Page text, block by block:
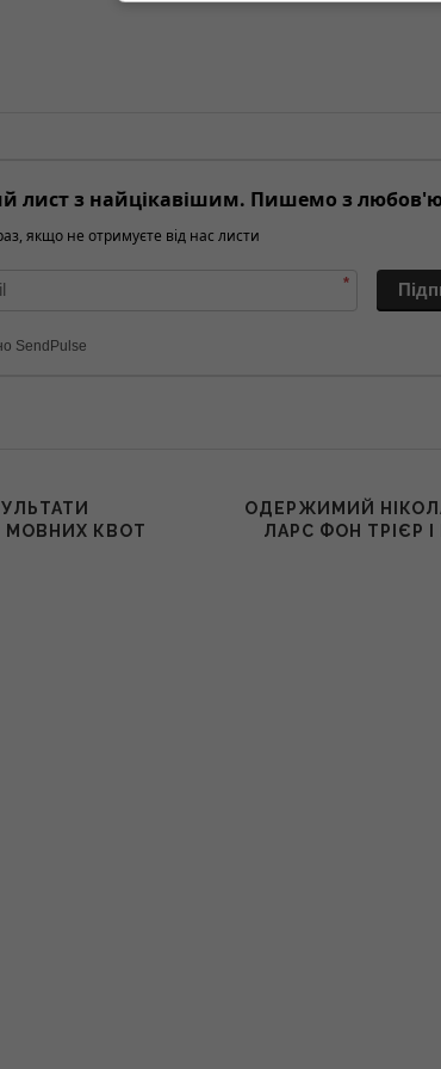
лист з найцікавішим. Пишемо з
якщо не отримуєте від нас листи
*
SendPulse
МОВНИХ КВОТ
ОДЕРЖИМИЙ
ЛАРС ФОН ТРІЄР